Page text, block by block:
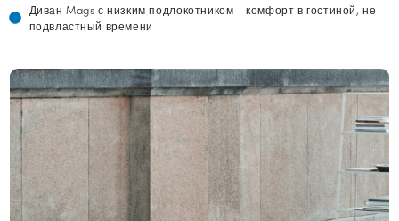
Диван Mags с низким подлокотником - комфорт в гостиной, не
подвластный времени